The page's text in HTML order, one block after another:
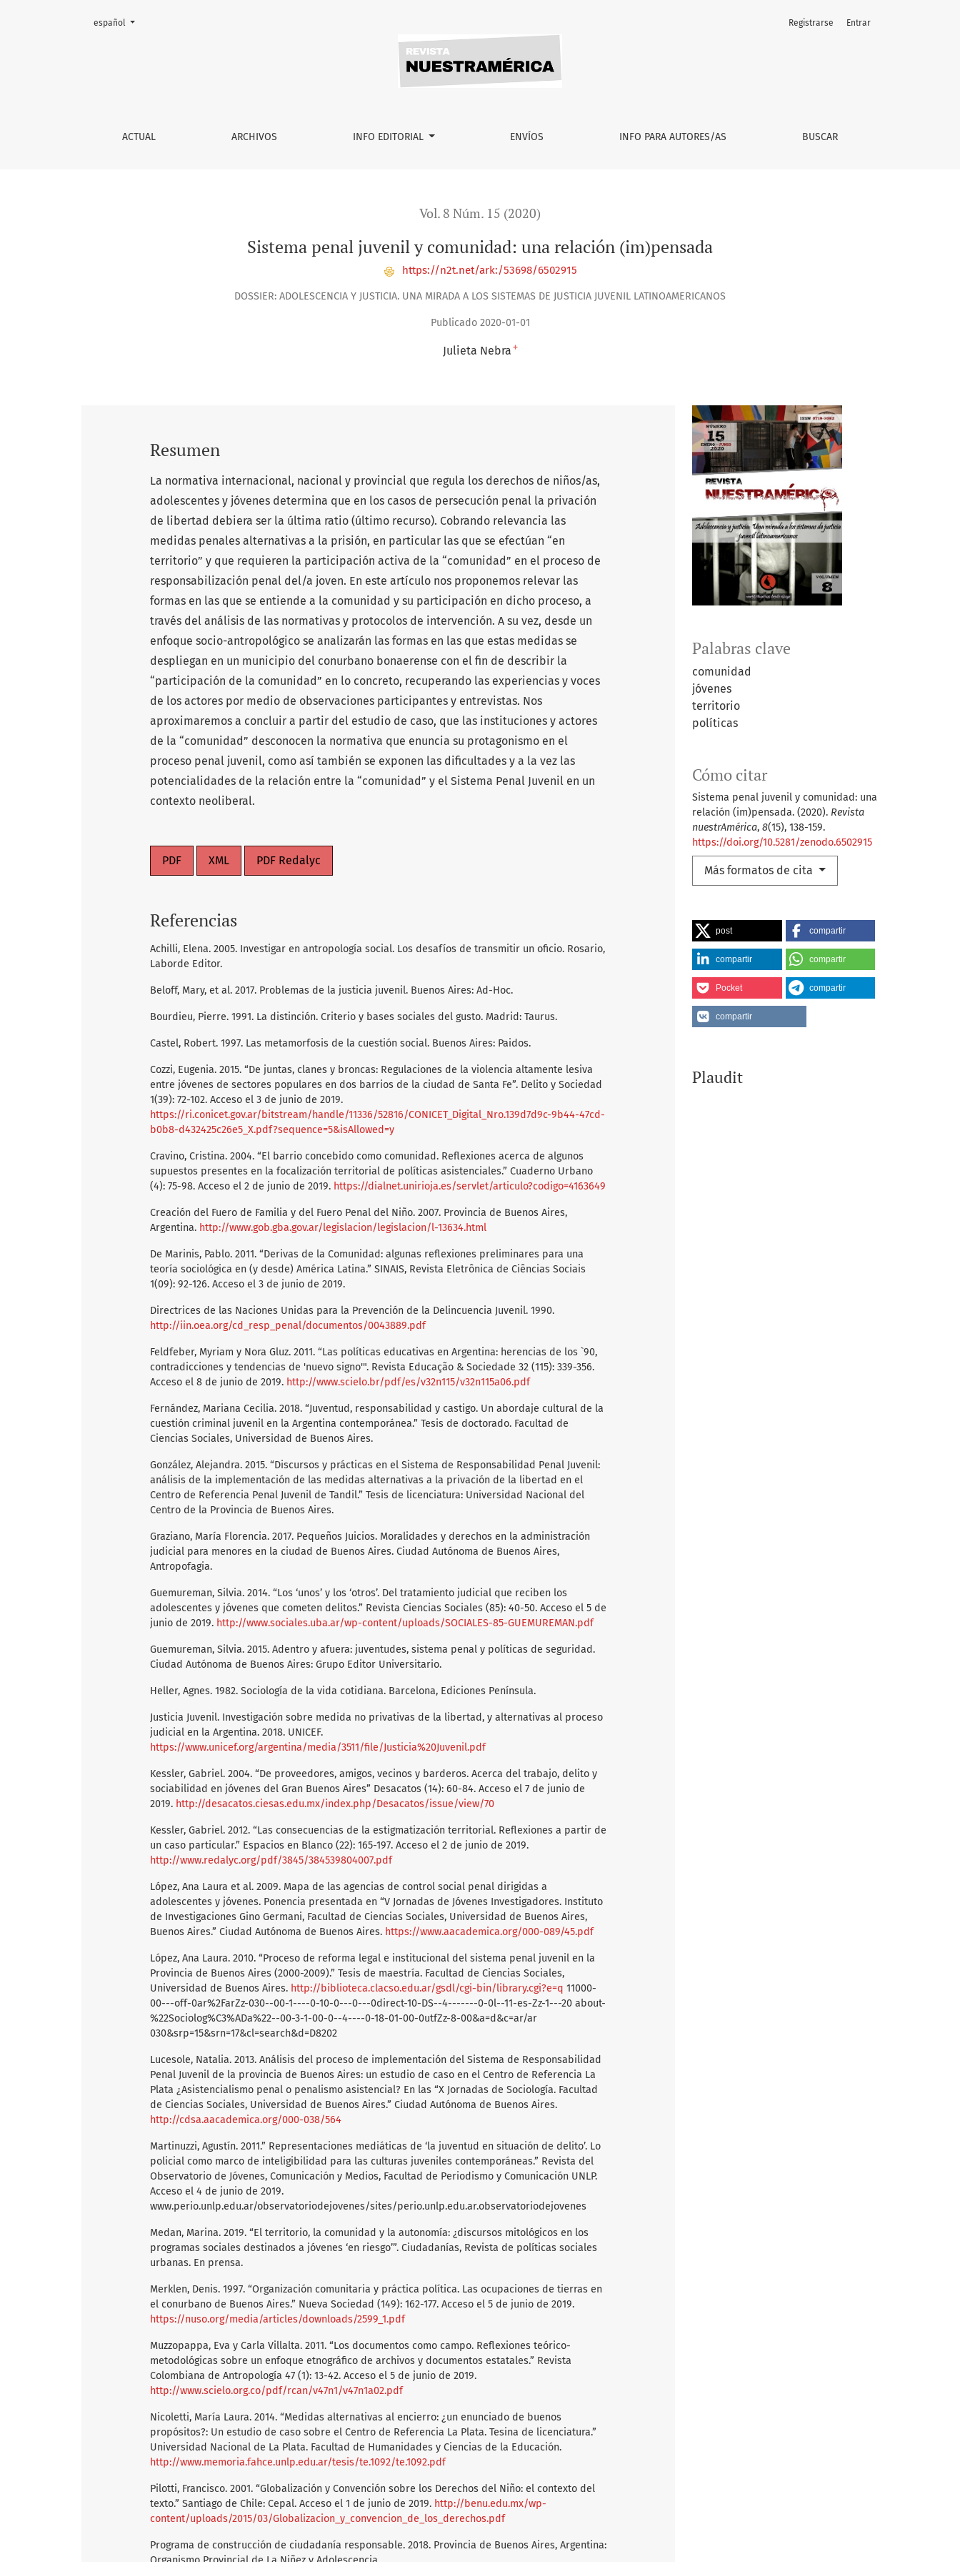
Sistema penal juvenil y comunidad: una relación (im)pensada
ACTUAL ARCHIVOS INFO EDITORIAL ENVÍOS INFO PARA AUTORES/AS BUSCAR
Registrarse Entrar
Cambiar el idioma. El actual es:
español
Vol. 8 Núm. 15 (2020)
Sistema penal juvenil y comunidad: una relación (im)pensada
https://n2t.net/ark:/53698/6502915
DOSSIER: ADOLESCENCIA Y JUSTICIA. UNA MIRADA A LOS SISTEMAS DE JUSTICIA JUVENIL LATINOAMERICANOS
Publicado 2020-01-01
Julieta Nebra +
Palabras clave
comunidad
jóvenes
territorio
políticas
Cómo citar
Sistema penal juvenil y comunidad: una
relación (im)pensada. (2020). Revista
nuestrAmérica, 8(15), 138-159.
https://doi.org/10.5281/zenodo.6502915
Más formatos de cita
post compartir
compartir compartir
Pocket compartir
compartir
Plaudit
Resumen
La normativa internacional, nacional y provincial que regula los derechos de niños/as,
adolescentes y jóvenes determina que en los casos de persecución penal la privación
de libertad debiera ser la última ratio (último recurso). Cobrando relevancia las
medidas penales alternativas a la prisión, en particular las que se efectúan “en
territorio” y que requieren la participación activa de la “comunidad” en el proceso de
responsabilización penal del/a joven. En este artículo nos proponemos relevar las
formas en las que se entiende a la comunidad y su participación en dicho proceso, a
través del análisis de las normativas y protocolos de intervención. A su vez, desde un
enfoque socio-antropológico se analizarán las formas en las que estas medidas se
despliegan en un municipio del conurbano bonaerense con el fin de describir la
“participación de la comunidad” en lo concreto, recuperando las experiencias y voces
de los actores por medio de observaciones participantes y entrevistas. Nos
aproximaremos a concluir a partir del estudio de caso, que las instituciones y actores
de la “comunidad” desconocen la normativa que enuncia su protagonismo en el
proceso penal juvenil, como así también se exponen las dificultades y a la vez las
potencialidades de la relación entre la “comunidad” y el Sistema Penal Juvenil en un
contexto neoliberal.
PDF XML PDF Redalyc
Referencias
Achilli, Elena. 2005. Investigar en antropología social. Los desafíos de transmitir un oficio. Rosario,
Laborde Editor.
Beloff, Mary, et al. 2017. Problemas de la justicia juvenil. Buenos Aires: Ad-Hoc.
Bourdieu, Pierre. 1991. La distinción. Criterio y bases sociales del gusto. Madrid: Taurus.
Castel, Robert. 1997. Las metamorfosis de la cuestión social. Buenos Aires: Paidos.
Cozzi, Eugenia. 2015. “De juntas, clanes y broncas: Regulaciones de la violencia altamente lesiva
entre jóvenes de sectores populares en dos barrios de la ciudad de Santa Fe”. Delito y Sociedad
1(39): 72-102. Acceso el 3 de junio de 2019.
https://ri.conicet.gov.ar/bitstream/handle/11336/52816/CONICET_Digital_Nro.139d7d9c-9b44-47cd-
b0b8-d432425c26e5_X.pdf?sequence=5&isAllowed=y
Cravino, Cristina. 2004. “El barrio concebido como comunidad. Reflexiones acerca de algunos
supuestos presentes en la focalización territorial de políticas asistenciales.” Cuaderno Urbano
(4): 75-98. Acceso el 2 de junio de 2019. https://dialnet.unirioja.es/servlet/articulo?codigo=4163649
Creación del Fuero de Familia y del Fuero Penal del Niño. 2007. Provincia de Buenos Aires,
Argentina. http://www.gob.gba.gov.ar/legislacion/legislacion/l-13634.html
De Marinis, Pablo. 2011. “Derivas de la Comunidad: algunas reflexiones preliminares para una
teoría sociológica en (y desde) América Latina.” SINAIS, Revista Eletrônica de Ciências Sociais
1(09): 92-126. Acceso el 3 de junio de 2019.
Directrices de las Naciones Unidas para la Prevención de la Delincuencia Juvenil. 1990.
http://iin.oea.org/cd_resp_penal/documentos/0043889.pdf
Feldfeber, Myriam y Nora Gluz. 2011. “Las políticas educativas en Argentina: herencias de los `90,
contradicciones y tendencias de 'nuevo signo'". Revista Educação & Sociedade 32 (115): 339-356.
Acceso el 8 de junio de 2019. http://www.scielo.br/pdf/es/v32n115/v32n115a06.pdf
Fernández, Mariana Cecilia. 2018. “Juventud, responsabilidad y castigo. Un abordaje cultural de la
cuestión criminal juvenil en la Argentina contemporánea.” Tesis de doctorado. Facultad de
Ciencias Sociales, Universidad de Buenos Aires.
González, Alejandra. 2015. “Discursos y prácticas en el Sistema de Responsabilidad Penal Juvenil:
análisis de la implementación de las medidas alternativas a la privación de la libertad en el
Centro de Referencia Penal Juvenil de Tandil.” Tesis de licenciatura: Universidad Nacional del
Centro de la Provincia de Buenos Aires.
Graziano, María Florencia. 2017. Pequeños Juicios. Moralidades y derechos en la administración
judicial para menores en la ciudad de Buenos Aires. Ciudad Autónoma de Buenos Aires,
Antropofagia.
Guemureman, Silvia. 2014. “Los ‘unos’ y los ‘otros’. Del tratamiento judicial que reciben los
adolescentes y jóvenes que cometen delitos.” Revista Ciencias Sociales (85): 40-50. Acceso el 5 de
junio de 2019. http://www.sociales.uba.ar/wp-content/uploads/SOCIALES-85-GUEMUREMAN.pdf
Guemureman, Silvia. 2015. Adentro y afuera: juventudes, sistema penal y políticas de seguridad.
Ciudad Autónoma de Buenos Aires: Grupo Editor Universitario.
Heller, Agnes. 1982. Sociología de la vida cotidiana. Barcelona, Ediciones Península.
Justicia Juvenil. Investigación sobre medida no privativas de la libertad, y alternativas al proceso
judicial en la Argentina. 2018. UNICEF.
https://www.unicef.org/argentina/media/3511/file/Justicia%20Juvenil.pdf
Kessler, Gabriel. 2004. “De proveedores, amigos, vecinos y barderos. Acerca del trabajo, delito y
sociabilidad en jóvenes del Gran Buenos Aires” Desacatos (14): 60-84. Acceso el 7 de junio de
2019. http://desacatos.ciesas.edu.mx/index.php/Desacatos/issue/view/70
Kessler, Gabriel. 2012. “Las consecuencias de la estigmatización territorial. Reflexiones a partir de
un caso particular.” Espacios en Blanco (22): 165-197. Acceso el 2 de junio de 2019.
http://www.redalyc.org/pdf/3845/384539804007.pdf
López, Ana Laura et al. 2009. Mapa de las agencias de control social penal dirigidas a
adolescentes y jóvenes. Ponencia presentada en “V Jornadas de Jóvenes Investigadores. Instituto
de Investigaciones Gino Germani, Facultad de Ciencias Sociales, Universidad de Buenos Aires,
Buenos Aires.” Ciudad Autónoma de Buenos Aires. https://www.aacademica.org/000-089/45.pdf
López, Ana Laura. 2010. “Proceso de reforma legal e institucional del sistema penal juvenil en la
Provincia de Buenos Aires (2000-2009).” Tesis de maestría. Facultad de Ciencias Sociales,
Universidad de Buenos Aires. http://biblioteca.clacso.edu.ar/gsdl/cgi-bin/library.cgi?e=q 11000-
00---off-0ar%2FarZz-030--00-1----0-10-0---0---0direct-10-DS--4-------0-0l--11-es-Zz-1---20 about-
%22Sociolog%C3%ADa%22--00-3-1-00-0--4----0-18-01-00-0utfZz-8-00&a=d&c=ar/ar
030&srp=15&srn=17&cl=search&d=D8202
Lucesole, Natalia. 2013. Análisis del proceso de implementación del Sistema de Responsabilidad
Penal Juvenil de la provincia de Buenos Aires: un estudio de caso en el Centro de Referencia La
Plata ¿Asistencialismo penal o penalismo asistencial? En las “X Jornadas de Sociología. Facultad
de Ciencias Sociales, Universidad de Buenos Aires.” Ciudad Autónoma de Buenos Aires.
http://cdsa.aacademica.org/000-038/564
Martinuzzi, Agustín. 2011.” Representaciones mediáticas de ‘la juventud en situación de delito’. Lo
policial como marco de inteligibilidad para las culturas juveniles contemporáneas.” Revista del
Observatorio de Jóvenes, Comunicación y Medios, Facultad de Periodismo y Comunicación UNLP.
Acceso el 4 de junio de 2019.
www.perio.unlp.edu.ar/observatoriodejovenes/sites/perio.unlp.edu.ar.observatoriodejovenes
Medan, Marina. 2019. “El territorio, la comunidad y la autonomía: ¿discursos mitológicos en los
programas sociales destinados a jóvenes ‘en riesgo’”. Ciudadanías, Revista de políticas sociales
urbanas. En prensa.
Merklen, Denis. 1997. “Organización comunitaria y práctica política. Las ocupaciones de tierras en
el conurbano de Buenos Aires.” Nueva Sociedad (149): 162-177. Acceso el 5 de junio de 2019.
https://nuso.org/media/articles/downloads/2599_1.pdf
Muzzopappa, Eva y Carla Villalta. 2011. “Los documentos como campo. Reflexiones teórico-
metodológicas sobre un enfoque etnográfico de archivos y documentos estatales.” Revista
Colombiana de Antropología 47 (1): 13-42. Acceso el 5 de junio de 2019.
http://www.scielo.org.co/pdf/rcan/v47n1/v47n1a02.pdf
Nicoletti, María Laura. 2014. “Medidas alternativas al encierro: ¿un enunciado de buenos
propósitos?: Un estudio de caso sobre el Centro de Referencia La Plata. Tesina de licenciatura.”
Universidad Nacional de La Plata. Facultad de Humanidades y Ciencias de la Educación.
http://www.memoria.fahce.unlp.edu.ar/tesis/te.1092/te.1092.pdf
Pilotti, Francisco. 2001. “Globalización y Convención sobre los Derechos del Niño: el contexto del
texto.” Santiago de Chile: Cepal. Acceso el 1 de junio de 2019. http://benu.edu.mx/wp-
content/uploads/2015/03/Globalizacion_y_convencion_de_los_derechos.pdf
Programa de construcción de ciudadanía responsable. 2018. Provincia de Buenos Aires, Argentina: